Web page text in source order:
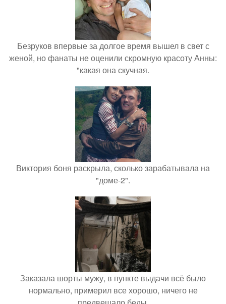
Безруков впервые за долгое время вышел в свет с
женой, но фанаты не оценили скромную красоту Анны:
"какая она скучная.
Виктория боня раскрыла, сколько зарабатывала на
"доме-2".
Заказала шорты мужу, в пункте выдачи всё было
нормально, примерил все хорошо, ничего не